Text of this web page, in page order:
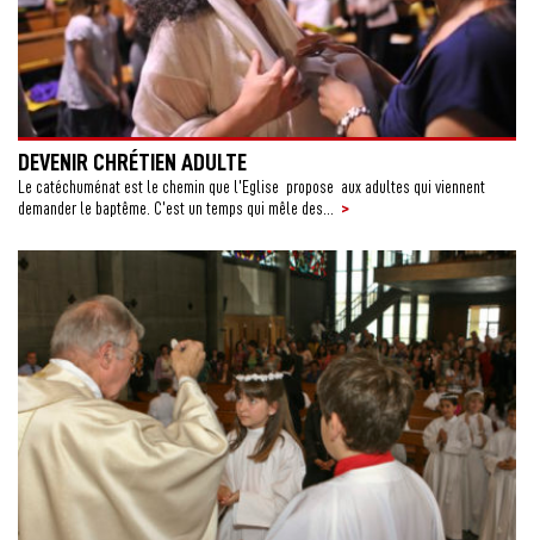
DEVENIR CHRÉTIEN ADULTE
Le catéchuménat est le chemin que l’Eglise propose aux adultes qui viennent
demander le baptême. C’est un temps qui mêle des...
>